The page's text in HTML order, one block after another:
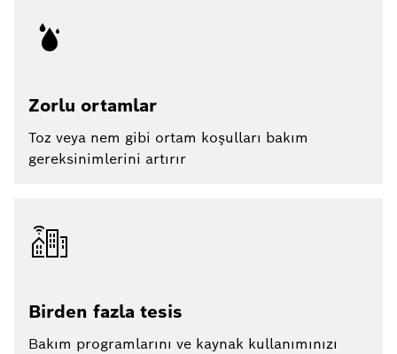
Zorlu ortamlar
Toz veya nem gibi ortam koşulları bakım
gereksinimlerini artırır
Birden fazla tesis
Bakım programlarını ve kaynak kullanımınızı